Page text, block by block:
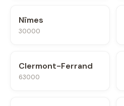
Nîmes
30000
Clermont-Ferrand
63000